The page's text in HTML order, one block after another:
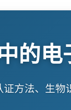
的
方法、生物